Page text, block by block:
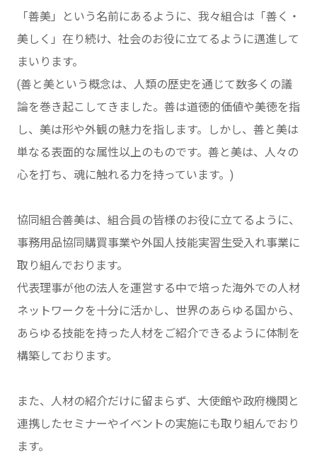
「善美」という名前にあるように、我々組合は「善く・
美しく」在り続け、社会のお役に立てるように邁進して
まいります。
(善と美という概念は、人類の歴史を通じて数多くの議
論を巻き起こしてきました。善は道徳的価値や美徳を指
し、美は形や外観の魅力を指します。しかし、善と美は
単なる表面的な属性以上のものです。善と美は、人々の
心を打ち、魂に触れる力を持っています。)
協同組合善美は、組合員の皆様のお役に立てるように、
事務用品協同購買事業や外国人技能実習生受入れ事業に
取り組んでおります。
代表理事が他の法人を運営する中で培った海外での人材
ネットワークを十分に活かし、世界のあらゆる国から、
あらゆる技能を持った人材をご紹介できるように体制を
構築しております。
また、人材の紹介だけに留まらず、大使館や政府機関と
連携したセミナーやイベントの実施にも取り組んでおり
ます。